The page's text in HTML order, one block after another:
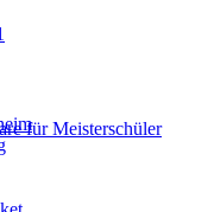
für Meisterschüler